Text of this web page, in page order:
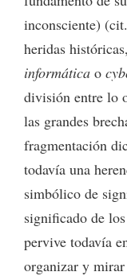
inconsciente)
heridas
informática o
división entre lo
las grandes
fragmentación
todavía una
simbólico de
significado de
pervive todavía
organizar y